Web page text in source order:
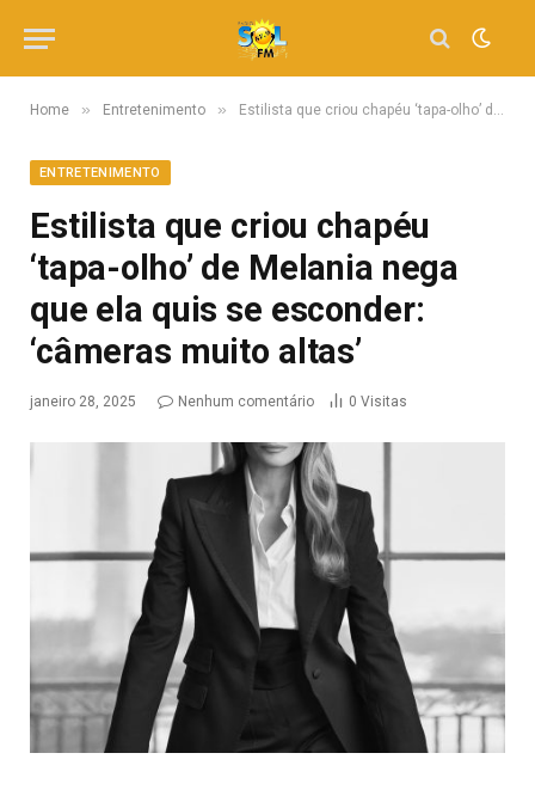
Home » Entretenimento » Estilista que criou chapéu ‘tapa-olho’ de Melania nega que ela quis se esconder: ‘câmeras muito altas’
ENTRETENIMENTO
Estilista que criou chapéu
‘tapa-olho’ de Melania nega
que ela quis se esconder:
‘câmeras muito altas’
janeiro 28, 2025 Nenhum comentário 0 Visitas